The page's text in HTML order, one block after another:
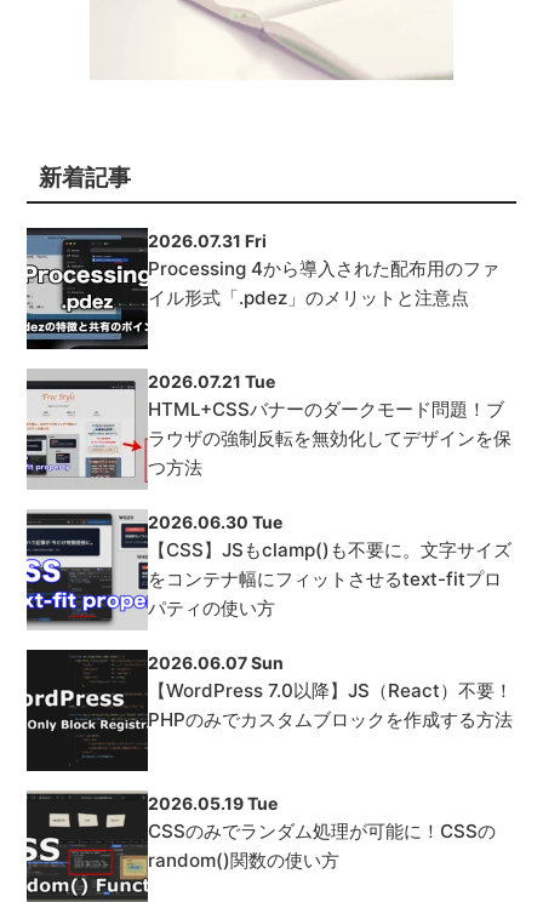
新着記事
2026.07.31 Fri
Processing 4から導入された配布用のファ
イル形式「.pdez」のメリットと注意点
2026.07.21 Tue
HTML+CSSバナーのダークモード問題！ブ
ラウザの強制反転を無効化してデザインを保
つ方法
2026.06.30 Tue
【CSS】JSもclamp()も不要に。文字サイズ
をコンテナ幅にフィットさせるtext-fitプロ
パティの使い方
2026.06.07 Sun
【WordPress 7.0以降】JS（React）不要！
PHPのみでカスタムブロックを作成する方法
2026.05.19 Tue
CSSのみでランダム処理が可能に！CSSの
random()関数の使い方